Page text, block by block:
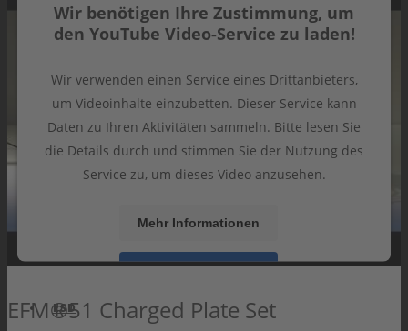
UNTERNEHMEN
ESD
Wir benötigen Ihre Zustimmung, um
den YouTube Video-Service zu laden!
Wir verwenden einen Service eines Drittanbieters,
um Videoinhalte einzubetten. Dieser Service kann
Daten zu Ihren Aktivitäten sammeln. Bitte lesen Sie
die Details durch und stimmen Sie der Nutzung des
Service zu, um dieses Video anzusehen.
Mehr Informationen
Akzeptieren
powered by Usercentrics Consent Management
Platform& eRecht24
EFM®51 Charged Plate Set